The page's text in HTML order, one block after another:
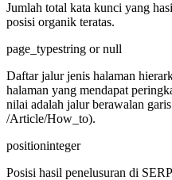
Jumlah total kata kunci yang
posisi organik teratas.
page_typestring or null
Daftar jalur jenis halaman
halaman yang mendapat
nilai adalah jalur berawalan
/Article/How_to).
positioninteger
Posisi hasil penelusuran di